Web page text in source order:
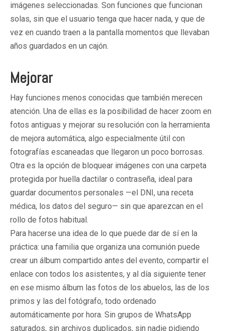
imágenes seleccionadas. Son funciones que funcionan
solas, sin que el usuario tenga que hacer nada, y que de
vez en cuando traen a la pantalla momentos que llevaban
años guardados en un cajón.
Mejorar
Hay funciones menos conocidas que también merecen
atención. Una de ellas es la posibilidad de hacer zoom en
fotos antiguas y mejorar su resolución con la herramienta
de mejora automática, algo especialmente útil con
fotografías escaneadas que llegaron un poco borrosas.
Otra es la opción de bloquear imágenes con una carpeta
protegida por huella dactilar o contraseña, ideal para
guardar documentos personales —el DNI, una receta
médica, los datos del seguro— sin que aparezcan en el
rollo de fotos habitual.
Para hacerse una idea de lo que puede dar de sí en la
práctica: una familia que organiza una comunión puede
crear un álbum compartido antes del evento, compartir el
enlace con todos los asistentes, y al día siguiente tener
en ese mismo álbum las fotos de los abuelos, las de los
primos y las del fotógrafo, todo ordenado
automáticamente por hora. Sin grupos de WhatsApp
saturados, sin archivos duplicados, sin nadie pidiendo